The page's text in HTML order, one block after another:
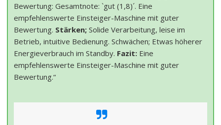
Bewertung: Gesamtnote: `gut (1,8)´. Eine
empfehlenswerte Einsteiger-Maschine mit guter
Bewertung. Stärken; Solide Verarbeitung, leise im
Betrieb, intuitive Bedienung. Schwächen; Etwas höherer
Energieverbrauch im Standby. Fazit: Eine
empfehlenswerte Einsteiger-Maschine mit guter
Bewertung.“